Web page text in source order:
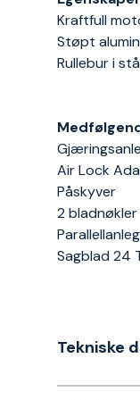
Kraftfull
Støpt
Rullebur i
Air Lock
Påskyver
2 bladnøkler
Sagblad 24
Tekniske